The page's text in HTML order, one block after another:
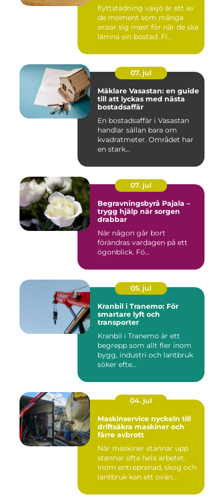
flyttstädning växjö är ett av
de moment som många
oroar sig mest för när de ska
lämna sin bostad. Fl...
07. jul
Mäklare Vasastan: en guide
till att lyckas med nästa
bostadsaffär
En bostadsaffär i Vasastan
handlar sällan bara om
kvadratmeter. Området har
en stark...
07. jul
Begravningsbyrå Pajala –
trygg hjälp när sorgen
drabbar
När någon går bort
förändras vardagen på ett
ögonblick. Fö...
05. jul
Kranbil i Tranemo: För
smartare lyft och
transporter
Kranbil i Tranemo är ett
begrepp som allt fler inom
bygg, industri och lantbruk
söker efte...
04. jul
Maskinservice nyckeln till
driftsäkra maskiner och
färre avbrott
När maskiner stannar upp
stannar ofta hela arbetet.
Inom entreprenad, skog och
lantbruk kan ett ovän...